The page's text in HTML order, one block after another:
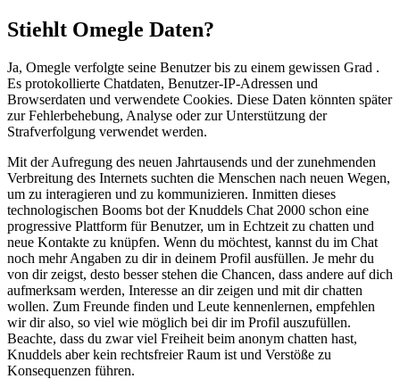
Stiehlt Omegle Daten?
Ja, Omegle verfolgte seine Benutzer bis zu einem gewissen Grad .
Es protokollierte Chatdaten, Benutzer-IP-Adressen und
Browserdaten und verwendete Cookies. Diese Daten könnten später
zur Fehlerbehebung, Analyse oder zur Unterstützung der
Strafverfolgung verwendet werden.
Mit der Aufregung des neuen Jahrtausends und der zunehmenden
Verbreitung des Internets suchten die Menschen nach neuen Wegen,
um zu interagieren und zu kommunizieren. Inmitten dieses
technologischen Booms bot der Knuddels Chat 2000 schon eine
progressive Plattform für Benutzer, um in Echtzeit zu chatten und
neue Kontakte zu knüpfen. Wenn du möchtest, kannst du im Chat
noch mehr Angaben zu dir in deinem Profil ausfüllen. Je mehr du
von dir zeigst, desto besser stehen die Chancen, dass andere auf dich
aufmerksam werden, Interesse an dir zeigen und mit dir chatten
wollen. Zum Freunde finden und Leute kennenlernen, empfehlen
wir dir also, so viel wie möglich bei dir im Profil auszufüllen.
Beachte, dass du zwar viel Freiheit beim anonym chatten hast,
Knuddels aber kein rechtsfreier Raum ist und Verstöße zu
Konsequenzen führen.